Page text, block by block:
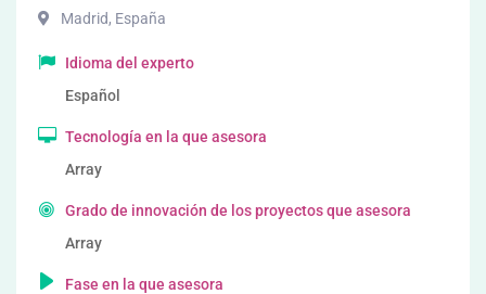
Madrid, España
Idioma del experto
Español
Tecnología en la que asesora
Array
Grado de innovación de los proyectos que asesora
Array
Fase en la que asesora